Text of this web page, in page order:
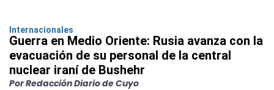
Internacionales
Guerra en Medio Oriente: Rusia avanza con la
evacuación de su personal de la central
nuclear iraní de Bushehr
Por Redacción Diario de Cuyo